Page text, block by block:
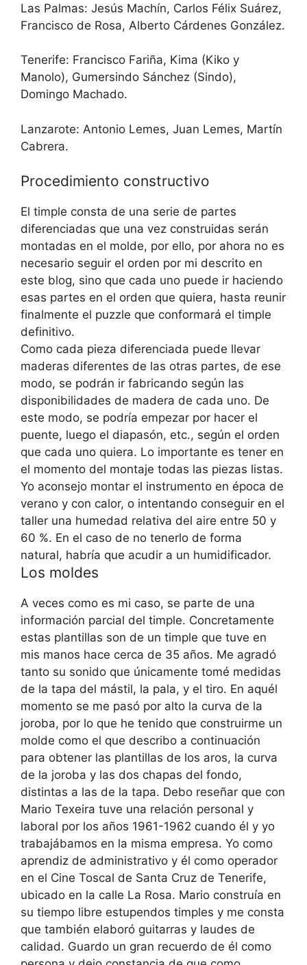
Las Palmas: Jesús Machín, Carlos Félix Suárez,
Francisco de Rosa, Alberto Cárdenes González.
Tenerife: Francisco Fariña, Kima (Kiko y
Manolo), Gumersindo Sánchez (Sindo),
Domingo Machado.
Lanzarote: Antonio Lemes, Juan Lemes, Martín
Cabrera.
Procedimiento constructivo
El timple consta de una serie de partes
diferenciadas que una vez construidas serán
montadas en el molde, por ello, por ahora no es
necesario seguir el orden por mi descrito en
este blog, sino que cada uno puede ir haciendo
esas partes en el orden que quiera, hasta reunir
finalmente el puzzle que conformará el timple
definitivo.
Como cada pieza diferenciada puede llevar
maderas diferentes de las otras partes, de ese
modo, se podrán ir fabricando según las
disponibilidades de madera de cada uno. De
este modo, se podría empezar por hacer el
puente, luego el diapasón, etc., según el orden
que cada uno quiera. Lo importante es tener en
el momento del montaje todas las piezas listas.
Yo aconsejo montar el instrumento en época de
verano y con calor, o intentando conseguir en el
taller una humedad relativa del aire entre 50 y
60 %. En el caso de no tenerlo de forma
natural, habría que acudir a un humidificador.
Los moldes
A veces como es mi caso, se parte de una
información parcial del timple. Concretamente
estas plantillas son de un timple que tuve en
mis manos hace cerca de 35 años. Me agradó
tanto su sonido que únicamente tomé medidas
de la tapa del mástil, la pala, y el tiro. En aquél
momento se me pasó por alto la curva de la
joroba, por lo que he tenido que construirme un
molde como el que describo a continuación
para obtener las plantillas de los aros, la curva
de la joroba y las dos chapas del fondo,
distintas a las de la tapa. Debo reseñar que con
Mario Texeira tuve una relación personal y
laboral por los años 1961-1962 cuando él y yo
trabajábamos en la misma empresa. Yo como
aprendiz de administrativo y él como operador
en el Cine Toscal de Santa Cruz de Tenerife,
ubicado en la calle La Rosa. Mario construía en
su tiempo libre estupendos timples y me consta
que también elaboró guitarras y laudes de
calidad. Guardo un gran recuerdo de él como